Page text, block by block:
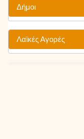
Δήμοι
Λαϊκές Αγορές